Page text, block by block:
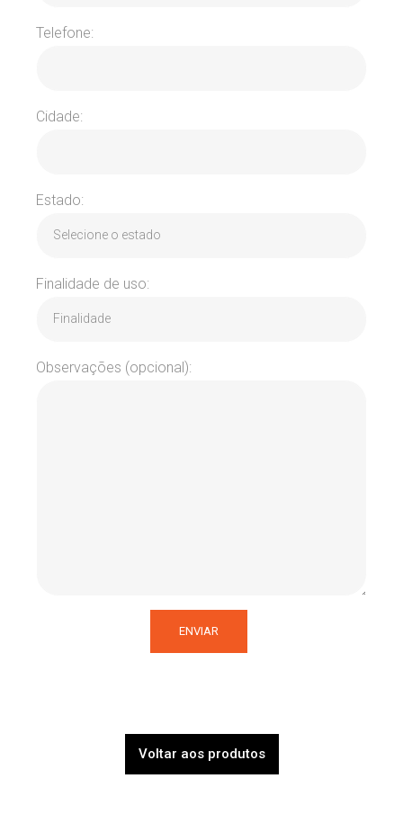
Telefone:
Cidade:
Estado:
Finalidade de uso:
Observações (opcional):
Voltar aos produtos